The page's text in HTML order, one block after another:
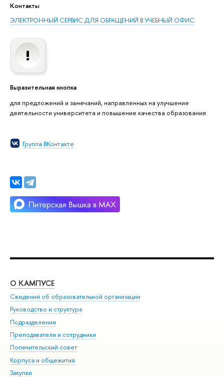
Контакты
ЭЛЕКТРОННЫЙ СЕРВИС ДЛЯ ОБРАЩЕНИЙ В УЧЕБНЫЙ ОФИС
Выразительная кнопка
для предложений и замечаний, направленных на улучшение
деятельности университета и повышение качества образования
Группа ВКонтакте
О КАМПУСЕ
Сведения об образовательной организации
Руководство и структура
Подразделения
Преподаватели и сотрудники
Попечительский совет
Корпуса и общежития
Закупки